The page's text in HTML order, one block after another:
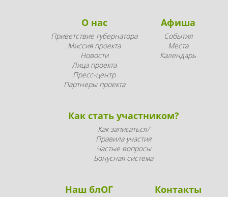
О нас
Приветствие губернатора
Миссия проекта
Новости
Лица проекта
Пресс-центр
Партнеры проекта
Афиша
События
Места
Календарь
Как стать участником?
Как записаться?
Правила участия
Частые вопросы
Бонусная система
Наш блОГ Контакты